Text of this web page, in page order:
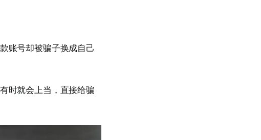
账号却被骗子换成自己
时就会上当，直接给骗